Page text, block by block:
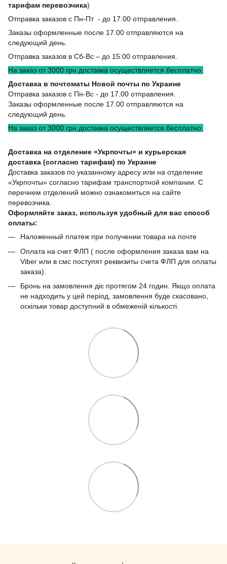
тарифам перевозчика)
Отправка заказов с Пн-Пт - до 17.00 отправления.
Заказы оформленные после 17.00 отправляются на
следующий день.
Отправка заказов в Сб-Вс – до 15.00 отправления.
На заказ от 3000 грн доставка осуществляется бесплатно.
Доставка в почтоматы Новой почты по Украине
Отправка заказов с Пн-Вс - до 17.00 отправления.
Заказы оформленные после 17.00 отправляются на
следующий день.
На заказ от 3000 грн доставка осуществляется бесплатно.
Доставка на отделение «Укрпочты» и курьерская
доставка (согласно тарифам) по Украине
Доставка заказов по указанному адресу или на отделение
«Укрпочты» согласно тарифам транспортной компании. С
перечнем отделений можно ознакомиться на сайте
перевозчика.
Оформляйте заказ, используя удобный для вас способ
оплаты:
Наложенный платеж при получении товара на почте
Оплата на счет ФЛП ( после оформления заказа вам на
Viber или в смс поступят реквизиты счета ФЛП для оплаты
заказа).
Бронь на замовлення діє протягом 24 годин. Якщо оплата
не надходить у цей період, замовлення буде скасовано,
оскільки товар доступний в обмеженій кількості.